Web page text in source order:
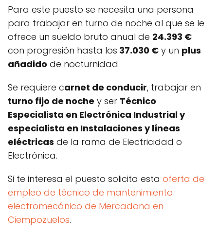
Para este puesto se necesita una persona
para trabajar en turno de noche al que se le
ofrece un sueldo bruto anual de 24.393 €
con progresión hasta los 37.030 € y un plus
añadido de nocturnidad.
Se requiere carnet de conducir, trabajar en
turno fijo de noche y ser Técnico
Especialista en Electrónica Industrial y
especialista en Instalaciones y líneas
eléctricas de la rama de Electricidad o
Electrónica.
Si te interesa el puesto solicita esta oferta de
empleo de técnico de mantenimiento
electromecánico de Mercadona en
Ciempozuelos.